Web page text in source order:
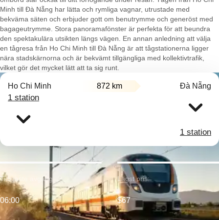
Minh till Đà Nẵng har lätta och rymliga vagnar, utrustade med
bekväma säten och erbjuder gott om benutrymme och generöst med
bagageutrymme. Stora panoramafönster är perfekta för att beundra
den spektakulära utsikten längs vägen. En annan anledning att välja
en tågresa från Ho Chi Minh till Đà Nẵng är att tågstationerna ligger
nära stadskärnorna och är bekvämt tillgängliga med kollektivtrafik,
vilket gör det mycket lätt att ta sig runt.
Ho Chi Minh 872 km Đà Nẵng
1 station
1 station
Tidigaste avgång:
06:00
Lägst pris:
$67